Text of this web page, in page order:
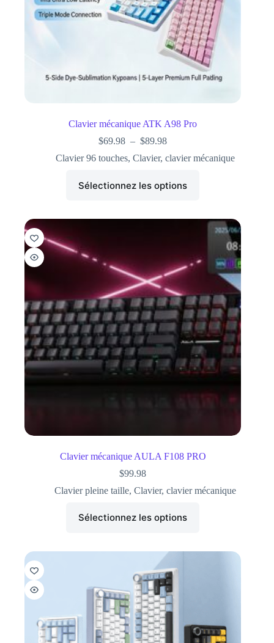
Clavier mécanique ATK A98 Pro
$69.98 – $89.98
Clavier 96 touches, Clavier, clavier mécanique
Sélectionnez les options
Clavier mécanique AULA F108 PRO
$99.98
Clavier pleine taille, Clavier, clavier mécanique
Sélectionnez les options